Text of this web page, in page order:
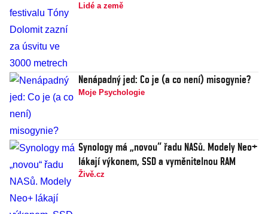
Lidé a země
Nenápadný jed: Co je (a co není) misogynie?
Moje Psychologie
Synology má „novou“ řadu NASů. Modely Neo+
lákají výkonem, SSD a vyměnitelnou RAM
Živě.cz